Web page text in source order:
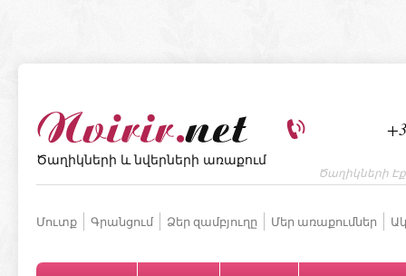
Ծաղիկների և նվերների առաքում
Ծաղիկների
Մուտք Գրանցում Ձեր զամբյուղը Մեր առաքումներ